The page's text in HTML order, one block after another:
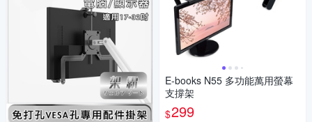
E-books N55 多功能萬用螢幕
支撐架
$299